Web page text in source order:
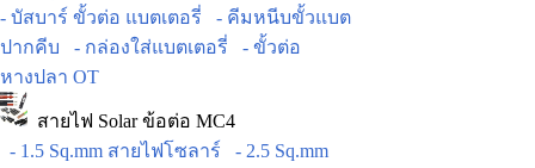
- บัสบาร์ ขั้วต่อ แบตเตอรี่
- คีมหนีบขั้วแบต
ปากคีบ
- กล่องใส่แบตเตอรี่
- ขั้วต่อ
หางปลา OT
สายไฟ Solar ข้อต่อ MC4
- 1.5 Sq.mm สายไฟโซลาร์
- 2.5 Sq.mm